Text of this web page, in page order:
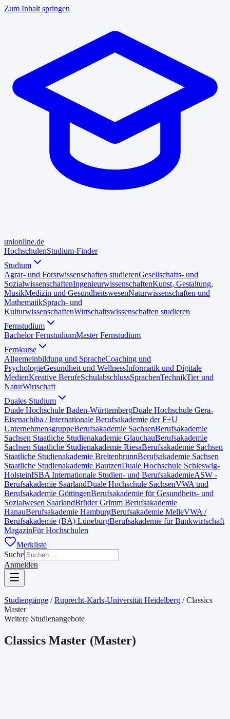
Zum Inhalt springen
unionline.de
HochschulenStudium-Finder
Studium
Agrar- und Forstwissenschaften studierenGesellschafts- und
SozialwissenschaftenIngenieurwissenschaftenKunst, Gestaltung,
MusikMedizin und GesundheitswesenNaturwissenschaften und
MathematikSprach- und
KulturwissenschaftenWirtschaftswissenschaften studieren
Fernstudium
Bachelor FernstudiumMaster Fernstudium
Fernkurse
Allgemeinbildung und SpracheCoaching und
PsychologieGesundheit und WellnessInformatik und Digitale
MedienKreative BerufeSchulabschlussSprachenTechnikTier und
NaturWirtschaft
Duales Studium
Duale Hochschule Baden-WürttembergDuale Hochschule Gera-
Eisenachiba / Internationale Berufsakademie der F+U
UnternehmensgruppeBerufsakademie SachsenBerufsakademie
Sachsen Staatliche Studienakademie GlauchauBerufsakademie
Sachsen Staatliche Studienakademie RiesaBerufsakademie Sachsen
Staatliche Studienakademie BreitenbrunnBerufsakademie Sachsen
Staatliche Studienakademie BautzenDuale Hochschule Schleswig-
HolsteinISBA Internationale Studien- und BerufsakademieASW -
Berufsakademie SaarlandDuale Hochschule SachsenVWA und
Berufsakademie GöttingenBerufsakademie für Gesundheits- und
Sozialwesen SaarlandBrüder Grimm Berufsakademie
HanauBerufsakademie HamburgBerufsakademie MelleVWA /
Berufsakademie (BA) LüneburgBerufsakademie für Bankwirtschaft
MagazinFür Hochschulen
Merkliste
Suche
Anmelden
Studiengänge / Ruprecht-Karls-Universität Heidelberg /Classics
Master
Weitere Studienangebote
Classics Master (Master)